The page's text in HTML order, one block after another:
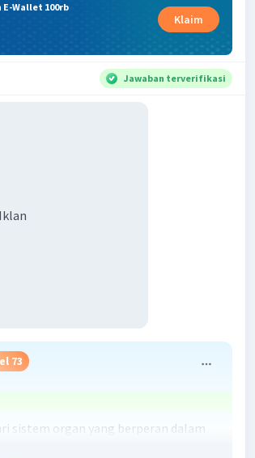
Wallet 100rb
Klaim
Jawaban terverifikasi
Iklan
73
sistem organ yang berperan dalam